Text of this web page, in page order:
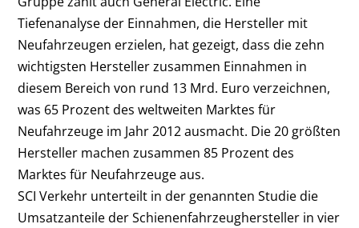
Tiefenanalyse der Einnahmen, die Hersteller mit
Neufahrzeugen erzielen, hat gezeigt, dass die zehn
wichtigsten Hersteller zusammen Einnahmen in
diesem Bereich von rund 13 Mrd. Euro verzeichnen,
was 65 Prozent des weltweiten Marktes für
Neufahrzeuge im Jahr 2012 ausmacht. Die 20 größten
Hersteller machen zusammen 85 Prozent des
Marktes für Neufahrzeuge aus.
SCI Verkehr unterteilt in der genannten Studie die
Umsatzanteile der Schienenfahrzeughersteller in vier